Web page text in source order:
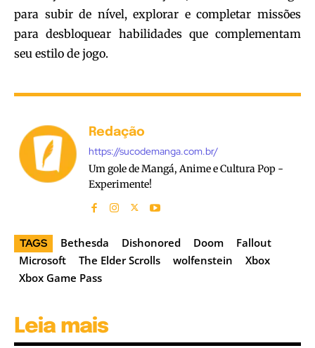
para subir de nível, explorar e completar missões
para desbloquear habilidades que complementam
seu estilo de jogo.
Redação
https://sucodemanga.com.br/
Um gole de Mangá, Anime e Cultura Pop -
Experimente!
TAGS Bethesda Dishonored Doom
Fallout
Microsoft
The Elder Scrolls wolfenstein
Xbox
Xbox Game Pass
Leia mais